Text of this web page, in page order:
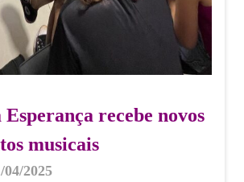
recebe novos
musicais
2025